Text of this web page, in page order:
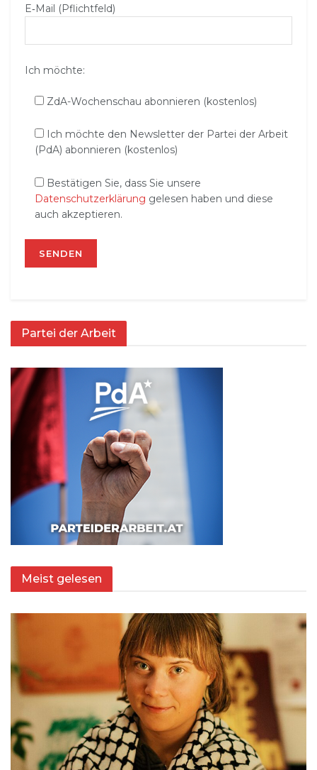
E‑Mail (Pflichtfeld)
Ich möchte:
ZdA-Wochenschau abonnieren (kostenlos)
Ich möchte den Newsletter der Partei der Arbeit
(PdA) abonnieren (kostenlos)
Bestätigen Sie, dass Sie unsere
Datenschutzerklärung gelesen haben und diese
auch akzeptieren.
Partei der Arbeit
Meist gelesen